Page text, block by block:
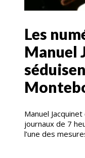
Les
Manuel
Manuel
journaux de 7
l’une des